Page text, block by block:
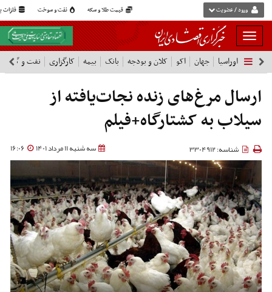
قیمت طلا و سکه نفت و سوخت فلزات ورود / عضویت
بار
و
بسته
نمودن
فهرست
اوراسیا جهان اکو کلان و بودجه بانک بیمه کارگزاری نفت و گاز
ارسال مرغ‌های زنده نجات‌یافته از
سیلاب به کشتارگاه+فیلم
سه شنبه 11 مرداد 1401 16:06 شناسه: 3304912